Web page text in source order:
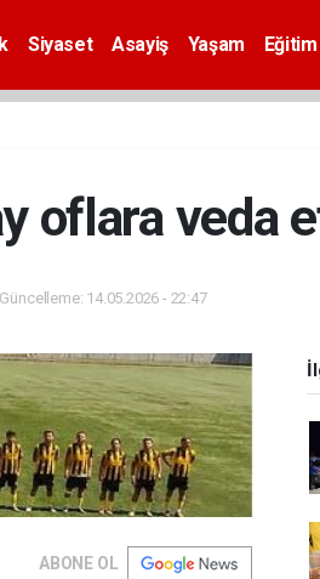
Siyaset Asayiş Yaşam Eğitim
oflara veda
14.05.2026 - 22:47
ABONE OL